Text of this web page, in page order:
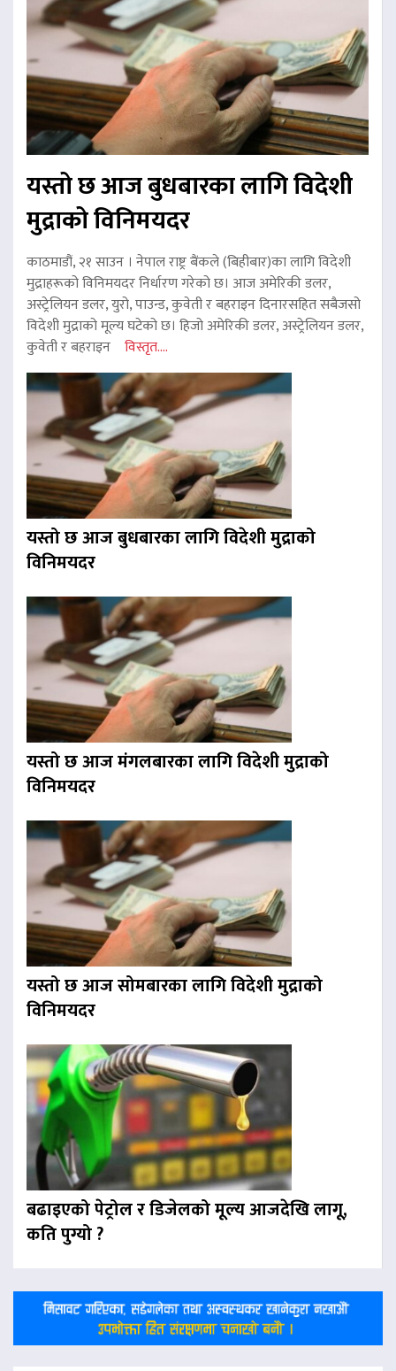
यस्तो छ आज बुधबारका लागि विदेशी
मुद्राको विनिमयदर
काठमाडौं, २१ साउन । नेपाल राष्ट्र बैंकले (बिहीबार)का लागि विदेशी
मुद्राहरूको विनिमयदर निर्धारण गरेको छ। आज अमेरिकी डलर,
अस्ट्रेलियन डलर, युरो, पाउन्ड, कुवेती र बहराइन दिनारसहित सबैजसो
विदेशी मुद्राको मूल्य घटेको छ। हिजो अमेरिकी डलर, अस्ट्रेलियन डलर,
कुवेती र बहराइन विस्तृत....
यस्तो छ आज बुधबारका लागि विदेशी मुद्राको
विनिमयदर
यस्तो छ आज मंगलबारका लागि विदेशी मुद्राको
विनिमयदर
यस्तो छ आज सोमबारका लागि विदेशी मुद्राको
विनिमयदर
बढाइएको पेट्रोल र डिजेलको मूल्य आजदेखि लागू,
कति पुग्यो ?